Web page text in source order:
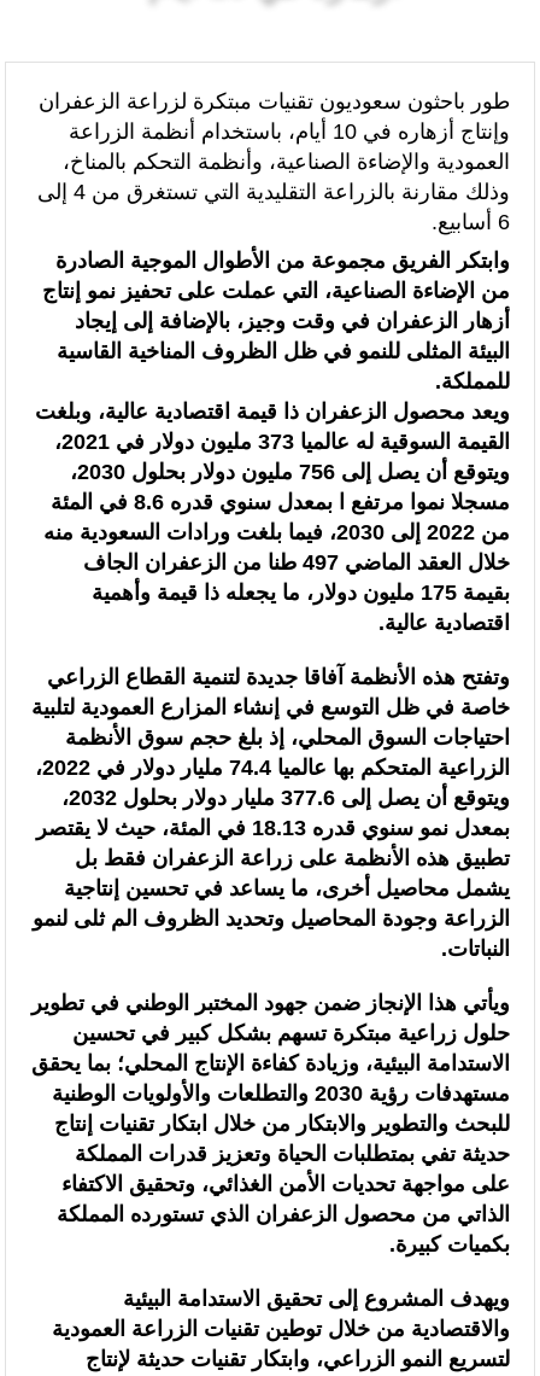
(مصدر حكومي)
برقية تهنئة إلى جلالة الملك من المدير العام لمنظمة “إيسيسكو” بمناسبة عيد
العرش المجيد
المنتخب المغربي للسيدات يتأهل إلى ربع النهائي عقب تعادله أمام نظيره
السنغالي (0-0)
الأحداث التي شهدتها نقاط العبور المؤدية إلى سبتة ومليلية جاءت نتيجة عوامل
متداخلة في مقدمتها الاستغلال المغرض للفضاء الرقمي وترويج معلومات مضللة
(الناطق الرسمي باسم وزارة الداخلية)
الشاعر العراقي الأمين الكرخي يشيد بالمغرب: نموذج للتسامح والتعايش ومسار
تنموي واعد
حركة الشعر العالمية بالمغرب تحتفي بالمبادرة الدولية للسلام
انتخابات المجلس الوطني للصحافة.. اللجنة المؤقتة تدعو المؤسسات الصحفية
طور باحثون سعوديون تقنيات مبتكرة لزراعة الزعفران
وإنتاج أزهاره في 10 أيام، باستخدام أنظمة الزراعة
العمودية والإضاءة الصناعية، وأنظمة التحكم بالمناخ،
وذلك مقارنة بالزراعة التقليدية التي تستغرق من 4 إلى
6 أسابيع.
وابتكر الفريق مجموعة من الأطوال الموجية الصادرة
من الإضاءة الصناعية، التي عملت على تحفيز نمو إنتاج
أزهار الزعفران في وقت وجيز، بالإضافة إلى إيجاد
البيئة المثلى للنمو في ظل الظروف المناخية القاسية
للمملكة.
ويعد محصول الزعفران ذا قيمة اقتصادية عالية، وبلغت
القيمة السوقية له عالميا 373 مليون دولار في 2021،
ويتوقع أن يصل إلى 756 مليون دولار بحلول 2030،
مسجلا نموا مرتفع ا بمعدل سنوي قدره 8.6 في المئة
من 2022 إلى 2030، فيما بلغت ورادات السعودية منه
خلال العقد الماضي 497 طنا من الزعفران الجاف
بقيمة 175 مليون دولار، ما يجعله ذا قيمة وأهمية
اقتصادية عالية.
وتفتح هذه الأنظمة آفاقا جديدة لتنمية القطاع الزراعي
خاصة في ظل التوسع في إنشاء المزارع العمودية لتلبية
احتياجات السوق المحلي، إذ بلغ حجم سوق الأنظمة
الزراعية المتحكم بها عالميا 74.4 مليار دولار في 2022،
ويتوقع أن يصل إلى 377.6 مليار دولار بحلول 2032،
بمعدل نمو سنوي قدره 18.13 في المئة، حيث لا يقتصر
تطبيق هذه الأنظمة على زراعة الزعفران فقط بل
يشمل محاصيل أخرى، ما يساعد في تحسين إنتاجية
الزراعة وجودة المحاصيل وتحديد الظروف الم ثلى لنمو
النباتات.
ويأتي هذا الإنجاز ضمن جهود المختبر الوطني في تطوير
حلول زراعية مبتكرة تسهم بشكل كبير في تحسين
الاستدامة البيئية، وزيادة كفاءة الإنتاج المحلي؛ بما يحقق
مستهدفات رؤية 2030 والتطلعات والأولويات الوطنية
للبحث والتطوير والابتكار من خلال ابتكار تقنيات إنتاج
حديثة تفي بمتطلبات الحياة وتعزيز قدرات المملكة
على مواجهة تحديات الأمن الغذائي، وتحقيق الاكتفاء
الذاتي من محصول الزعفران الذي تستورده المملكة
بكميات كبيرة.
ويهدف المشروع إلى تحقيق الاستدامة البيئية
والاقتصادية من خلال توطين تقنيات الزراعة العمودية
لتسريع النمو الزراعي، وابتكار تقنيات حديثة لإنتاج